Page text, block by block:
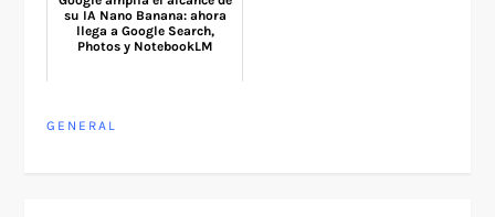
su IA Nano Banana: ahora
llega a Google Search,
Photos y NotebookLM
GENERAL